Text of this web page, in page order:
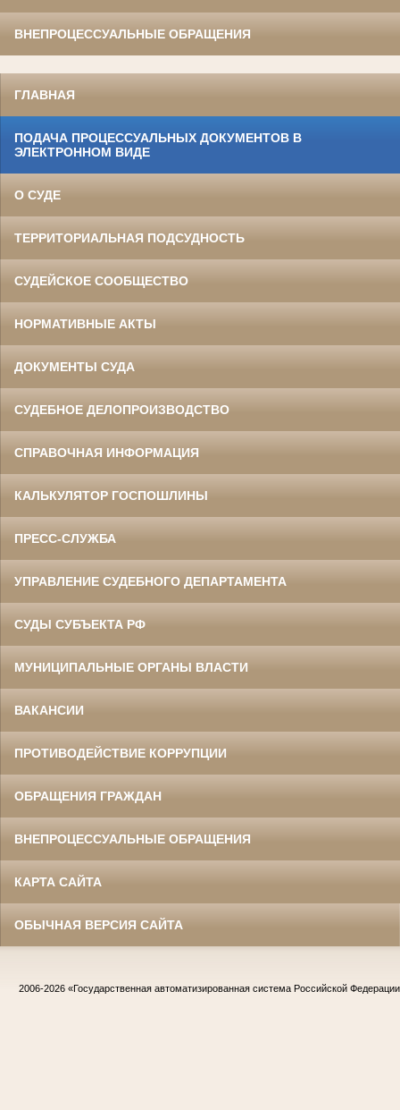
ВНЕПРОЦЕССУАЛЬНЫЕ ОБРАЩЕНИЯ
ГЛАВНАЯ
ПОДАЧА ПРОЦЕССУАЛЬНЫХ ДОКУМЕНТОВ В
ЭЛЕКТРОННОМ ВИДЕ
О СУДЕ
ТЕРРИТОРИАЛЬНАЯ ПОДСУДНОСТЬ
СУДЕЙСКОЕ СООБЩЕСТВО
НОРМАТИВНЫЕ АКТЫ
ДОКУМЕНТЫ СУДА
СУДЕБНОЕ ДЕЛОПРОИЗВОДСТВО
СПРАВОЧНАЯ ИНФОРМАЦИЯ
КАЛЬКУЛЯТОР ГОСПОШЛИНЫ
ПРЕСС-СЛУЖБА
УПРАВЛЕНИЕ СУДЕБНОГО ДЕПАРТАМЕНТА
СУДЫ СУБЪЕКТА РФ
МУНИЦИПАЛЬНЫЕ ОРГАНЫ ВЛАСТИ
ВАКАНСИИ
ПРОТИВОДЕЙСТВИЕ КОРРУПЦИИ
ОБРАЩЕНИЯ ГРАЖДАН
ВНЕПРОЦЕССУАЛЬНЫЕ ОБРАЩЕНИЯ
КАРТА САЙТА
ОБЫЧНАЯ ВЕРСИЯ САЙТА
2006-2026 «Государственная автоматизированная система Российской